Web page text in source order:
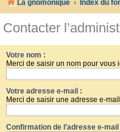
La gnomonique Index du
Contacter
Votre nom :
Merci de saisir un nom pour vous
Votre adresse e-mail :
Merci de saisir une adresse e-
Confirmation de l’adresse e-mail